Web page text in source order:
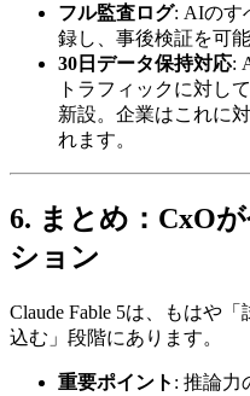
フル監査ログ: AIのす
録し、事後検証を可能
30日データ保持対応:
トラフィックに対し
新設。企業はこれに
れます。
6. まとめ：CxO
ション
Claude Fable 5は、もはや
込む」段階にあります。
重要ポイント : 推論力